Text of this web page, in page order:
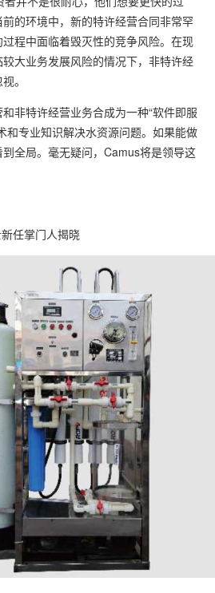
的环境中，新的特许经营合同非常罕
程中面临着毁灭性的竞争风险。在现
大业务发展风险的情况下，非特许经
。
非特许经营业务合成为一种“软件即服
和专业知识解决水资源问题。如果能做
全局。毫无疑问，Camus将是领导这
任掌门人揭晓